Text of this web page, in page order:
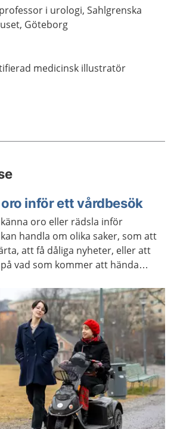
i urologi, Sahlgrenska
Göteborg
medicinsk illustratör
inför ett vårdbesök
oro eller rädsla inför
handla om olika saker, som att
att få dåliga nyheter, eller att
vad som kommer att hända
som gör dig orolig.